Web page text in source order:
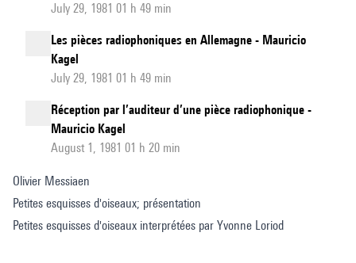
July 29, 1981 01 h 49 min
Les pièces radiophoniques en Allemagne - Mauricio
Kagel
July 29, 1981 01 h 49 min
Réception par l’auditeur d’une pièce radiophonique -
Mauricio Kagel
August 1, 1981 01 h 20 min
Olivier Messiaen
Petites esquisses d'oiseaux; présentation
Petites esquisses d'oiseaux interprétées par Yvonne Loriod